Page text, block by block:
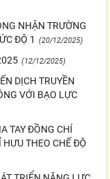
NHẬN TRƯỜNG
ĐỘ 1
(20/12/2025)
(12/12/2025)
DỊCH TRUYỀN
VỚI BẠO LỰC
TAY ĐỒNG CHÍ
THEO CHẾ ĐỘ